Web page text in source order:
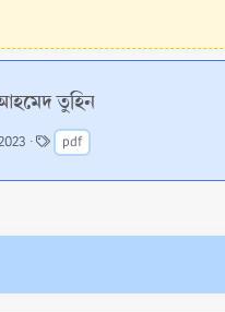
তুহিন
T
a
g
pdf